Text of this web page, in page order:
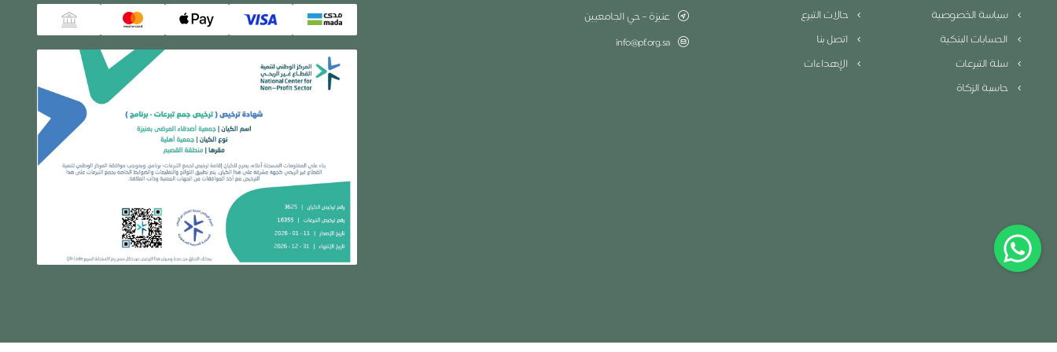
سياسة الخصوصية
حالات التبرع
الحسابات البنكية
اتصل بنا
سلة التبرعات
الإهداءات
حاسبة الزكاة
عنيزة – حي الجامعيين
info@pf.org.sa